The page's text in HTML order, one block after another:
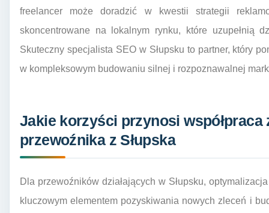
freelancer może doradzić w kwestii strategii
skoncentrowane na lokalnym rynku, które uzupełnią
Skuteczny specjalista SEO w Słupsku to partner, który
w kompleksowym budowaniu silnej i rozpoznawalnej
Jakie korzyści przynosi współpraca
przewoźnika z Słupska
Dla przewoźników działających w Słupsku,
kluczowym elementem pozyskiwania nowych zleceń i